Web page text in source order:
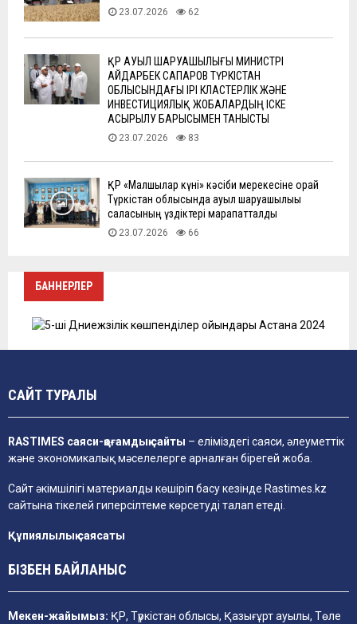
23.07.2026 62
ҚР АУЫЛ ШАРУАШЫЛЫҒЫ МИНИСТРІ
АЙДАРБЕК САПАРОВ ТҮРКІСТАН
ОБЛЫСЫНДАҒЫ ІРІ КЛАСТЕРЛІК ЖӘНЕ
ИНВЕСТИЦИЯЛЫҚ ЖОБАЛАРДЫҢ ІСКЕ
АСЫРЫЛУ БАРЫСЫМЕН ТАНЫСТЫ
23.07.2026 83
ҚР «Малшылар күні» кәсіби мерекесіне орай
Түркістан облысында ауыл шаруашылығы
саласының үздіктері марапатталды
23.07.2026 66
БАННЕРЛЕР
САЙТ ТУРАЛЫ
RASTIMES саяси-қоғамдық сайты – еліміздегі саяси, әлеуметтік
және экономикалық мәселелерге арналған бірегей жоба.
Сайт әкімшілігі материалды көшіріп басу кезінде Rastimes.kz
сайтына тікелей гиперсілтеме көрсетуді талап етеді.
Құпиялылық саясаты
БІЗБЕН БАЙЛАНЫС
Мекен-жайымыз: ҚР, Түркістан облысы, Қазығұрт ауылы, Төле